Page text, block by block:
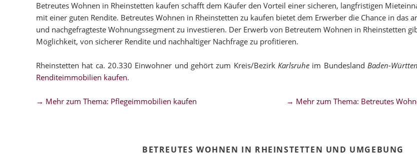
Betreutes Wohnen in Rheinstetten kaufen schafft dem Käufer den Vorteil einer sicheren, langfristigen
mit einer guten Rendite. Betreutes Wohnen in Rheinstetten zu kaufen bietet dem Erwerber die Chance in das
und nachgefragteste Wohnungssegment zu investieren. Der Erwerb von Betreutem Wohnen in Rheinstetten
Möglichkeit, von sicherer Rendite und nachhaltiger Nachfrage zu profitieren.
Rheinstetten hat ca. 20.330 Einwohner und gehört zum Kreis/Bezirk Karlsruhe im Bundesland Baden-
Renditeimmobilien kaufen.
→ Mehr zum Thema: Pflegeimmobilien kaufen
→ Mehr zum Thema: Betreutes
BETREUTES WOHNEN IN RHEINSTETTEN UND UMGEBUNG